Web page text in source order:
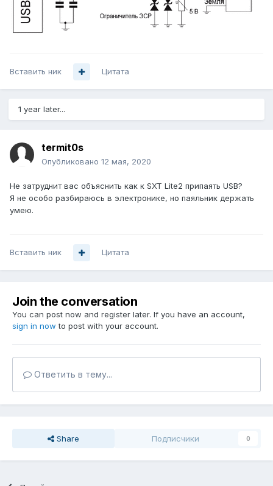
Вставить ник Цитата
1 year later...
termit0s
Опубликовано 12 мая, 2020
Не затруднит вас объяснить как к SXT Lite2 припаять USB?
Я не особо разбираюсь в электронике, но паяльник держать
умею.
Вставить ник Цитата
Join the conversation
You can post now and register later. If you have an account,
sign in now to post with your account.
Ответить в тему...
Share Подписчики 0